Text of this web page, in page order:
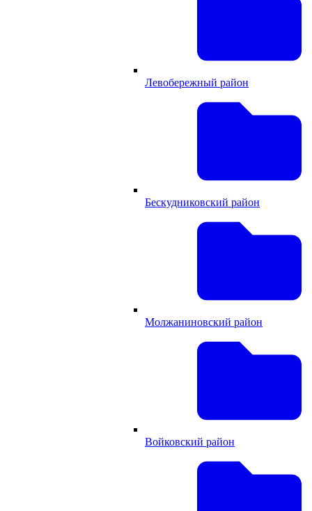
Левобережный район
Бескудниковский район
Молжаниновский район
Войковский район